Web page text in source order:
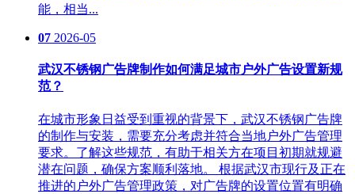
能，相当...
07 2026-05
武汉不锈钢广告牌制作如何满足城市户外广告设置新规
范？
在城市形象日益受到重视的背景下，武汉不锈钢广告牌
的制作与安装，需要充分考虑并符合当地户外广告管理
要求。了解这些规范，有助于相关方在项目初期就规避
潜在问题，确保方案顺利落地。 根据武汉市现行及正在
推进的户外广告管理政策，对广告牌的设置位置有明确